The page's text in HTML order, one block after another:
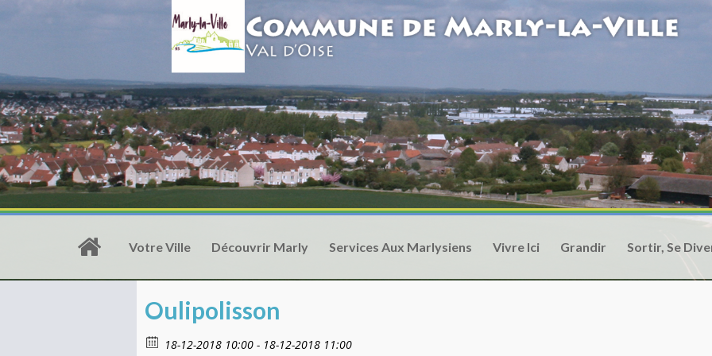
Votre Ville Découvrir Marly Services Aux Marlysiens Vivre Ici Grandir Sortir, Se
Oulipolisson
18-12-2018 10:00 - 18-12-2018 11:00